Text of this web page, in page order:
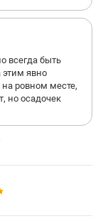
всегда быть
этим явно
ровном месте,
но осадочек